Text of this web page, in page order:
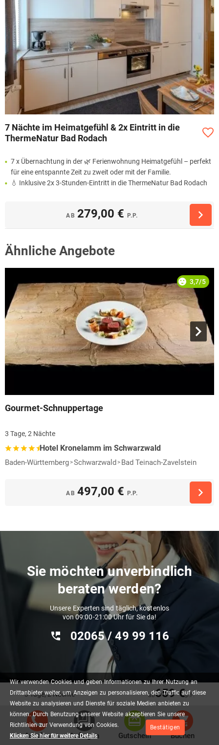
Wir verwenden Cookies und geben Informationen zu Ihrer Nutzung an
Drittanbieter weiter, um Anzeigen zu personalisieren, den Traffic auf diese
Website zu analysieren und Dienste für soziale Medien anbieten zu
können. Durch Benutzung unserer Website akzeptieren Sie unsere
Richtlinien zur Verwendung von Cookies.
Klicken Sie hier für weitere Details
Bestätigen
3 Tage, 2 Nächte ab659 €p.P.
Anrufen Anfragen Gutschein Buchen
7 Nächte im Heimatgefühl & 2x Eintritt in die
ThermeNatur Bad Rodach
7 x Übernachtung in der 🌿 Ferienwohnung Heimatgefühl – perfekt
für eine entspannte Zeit zu zweit oder mit der Familie.
💧 Inklusive 2x 3-Stunden-Eintritt in die ThermeNatur Bad Rodach
AB 279,00 € P.P.
Ähnliche Angebote
3,7/5
Gourmet-Schnuppertage
3 Tage, 2 Nächte
Hotel Kronelamm im Schwarzwald
Baden-Württemberg Schwarzwald Bad Teinach-Zavelstein
AB 497,00 € P.P.
Sie möchten unverbindlich
beraten werden?
Unsere Experten sind täglich, kostenlos
von 09:00-21:00 Uhr für Sie da!
02065 / 49 ‌99 116
Unternehmen
Kontakt
Newsletter
Unser Shop
Rechtliches
Impressum
AGB
Datenschutz